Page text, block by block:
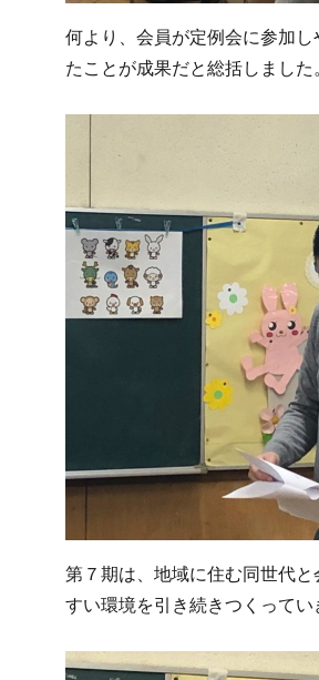
何より、会員が定例会に参加
たことが成果だと総括しました。
第７期は、地域に住む同世代
すい環境を引き続きつくってい